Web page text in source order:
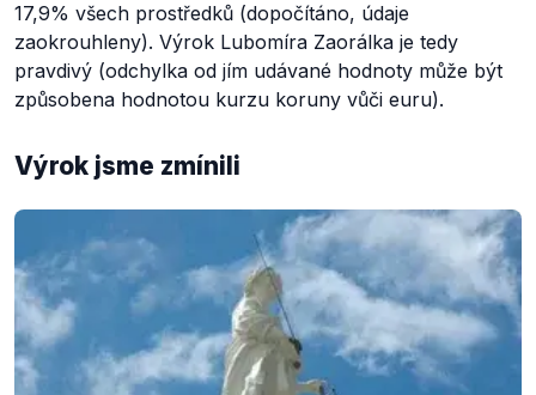
17,9% všech prostředků (dopočítáno, údaje
zaokrouhleny). Výrok Lubomíra Zaorálka je tedy
pravdivý (odchylka od jím udávané hodnoty může být
způsobena hodnotou kurzu koruny vůči euru).
Výrok jsme zmínili